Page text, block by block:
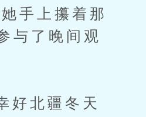
手上攥着那
与了晚间观
北疆冬天